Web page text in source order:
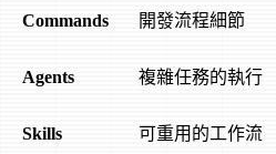
Commands 開發流程細節
Agents 複雜任務的執行
Skills 可重用的工作流